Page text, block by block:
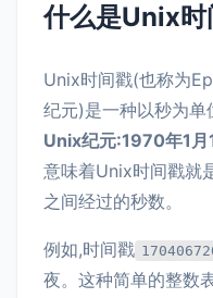
什么是Unix时
Unix时间戳(也称为
纪元)是一种以秒为
Unix纪元:1970年1
意味着Unix时间戳就
之间经过的秒数。
例如,时间戳
夜。这种简单的整数